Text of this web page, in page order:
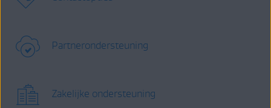
Partnerondersteuning
Zakelijke ondersteuning